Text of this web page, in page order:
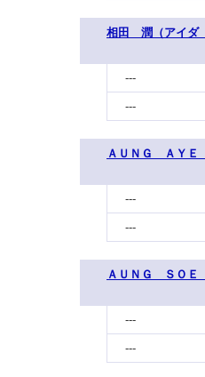
相田 潤（アイダ
---
---
ＡＵＮＧ ＡＹ
---
---
ＡＵＮＧ ＳＯ
---
---